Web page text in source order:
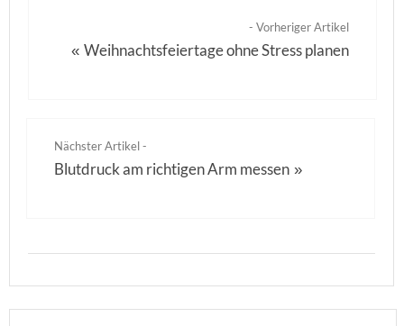
- Vorheriger Artikel
«Weihnachtsfeiertage ohne Stress planen
Nächster Artikel -
Blutdruck am richtigen Arm messen »